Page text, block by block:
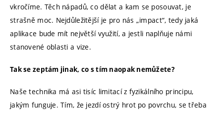
vkročíme. Těch nápadů, co dělat a kam se posouvat, je
strašně moc. Nejdůležitější je pro nás „impact“, tedy jaká
aplikace bude mít největší využití, a jestli naplňuje námi
stanovené oblasti a vize.
Tak se zeptám jinak, co s tím naopak nemůžete?
Naše technika má asi tisíc limitací z fyzikálního principu,
jakým funguje. Tím, že jezdí ostrý hrot po povrchu, se třeba